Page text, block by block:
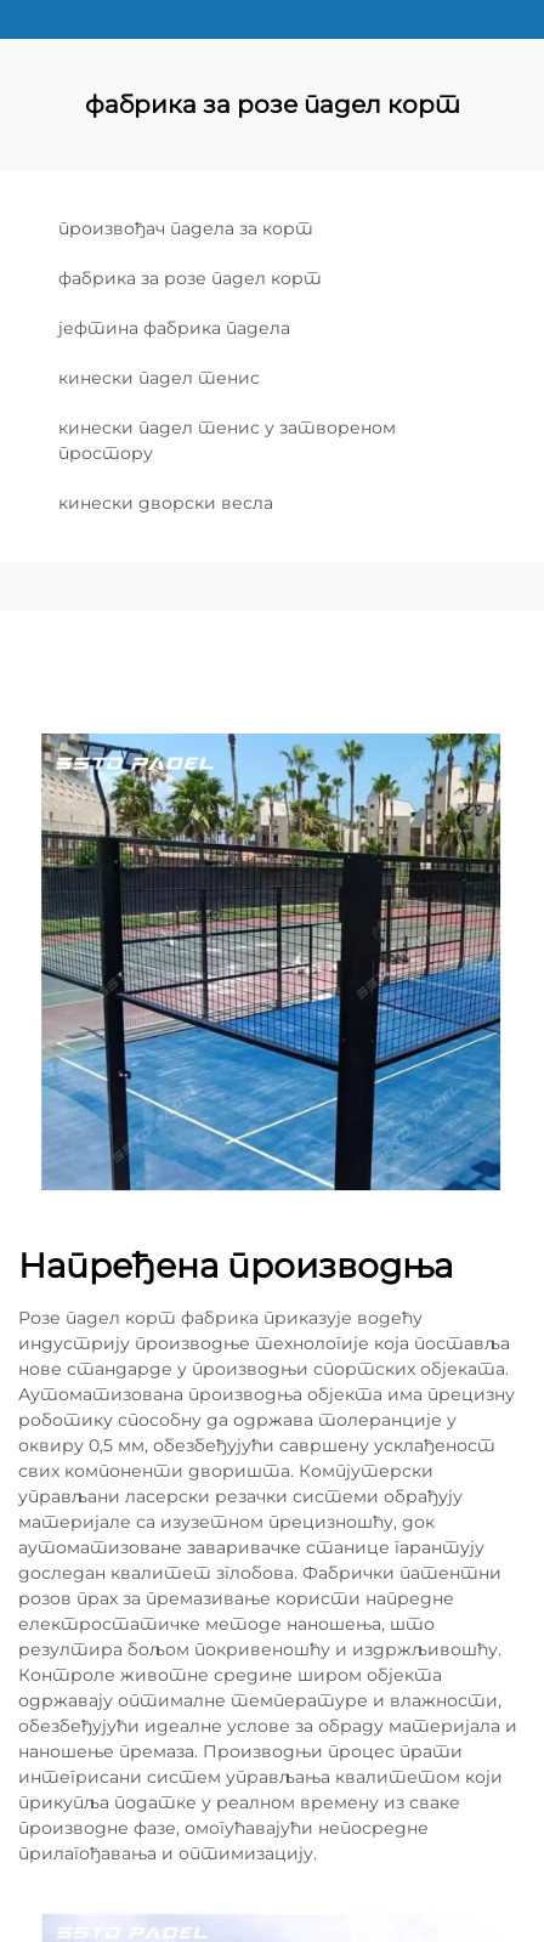
фабрика за розе падел корт
произвођач падела за корт
фабрика за розе падел корт
јефтина фабрика падела
кинески падел тенис
кинески падел тенис у затвореном
простору
кинески дворски весла
Напређена производња
Розе падел корт фабрика приказује водећу
индустрију производње технологије која поставља
нове стандарде у производњи спортских објеката.
Аутоматизована производња објекта има прецизну
роботику способну да одржава толеранције у
оквиру 0,5 мм, обезбеђујући савршену усклађеност
свих компоненти дворишта. Компјутерски
управљани ласерски резачки системи обрађују
материјале са изузетном прецизношћу, док
аутоматизоване заваривачке станице гарантују
доследан квалитет зглобова. Фабрички патентни
розов прах за премазивање користи напредне
електростатичке методе наношења, што
резултира бољом покривеношћу и издржљивошћу.
Контроле животне средине широм објекта
одржавају оптималне температуре и влажности,
обезбеђујући идеалне услове за обраду материјала и
наношење премаза. Производњи процес прати
интегрисани систем управљања квалитетом који
прикупља податке у реалном времену из сваке
производне фазе, омогућавајући непосредне
прилагођавања и оптимизацију.